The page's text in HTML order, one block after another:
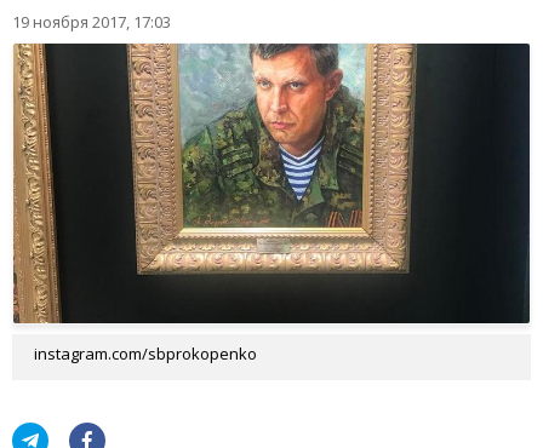
19 ноября 2017, 17:03
instagram.com/sbprokopenko